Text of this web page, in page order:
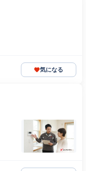
気になる